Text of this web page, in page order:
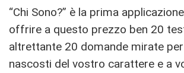
“Chi Sono?” è la prima
offrire a questo prezzo ben 20
altrettante 20 domande mirate
nascosti del vostro carattere e a